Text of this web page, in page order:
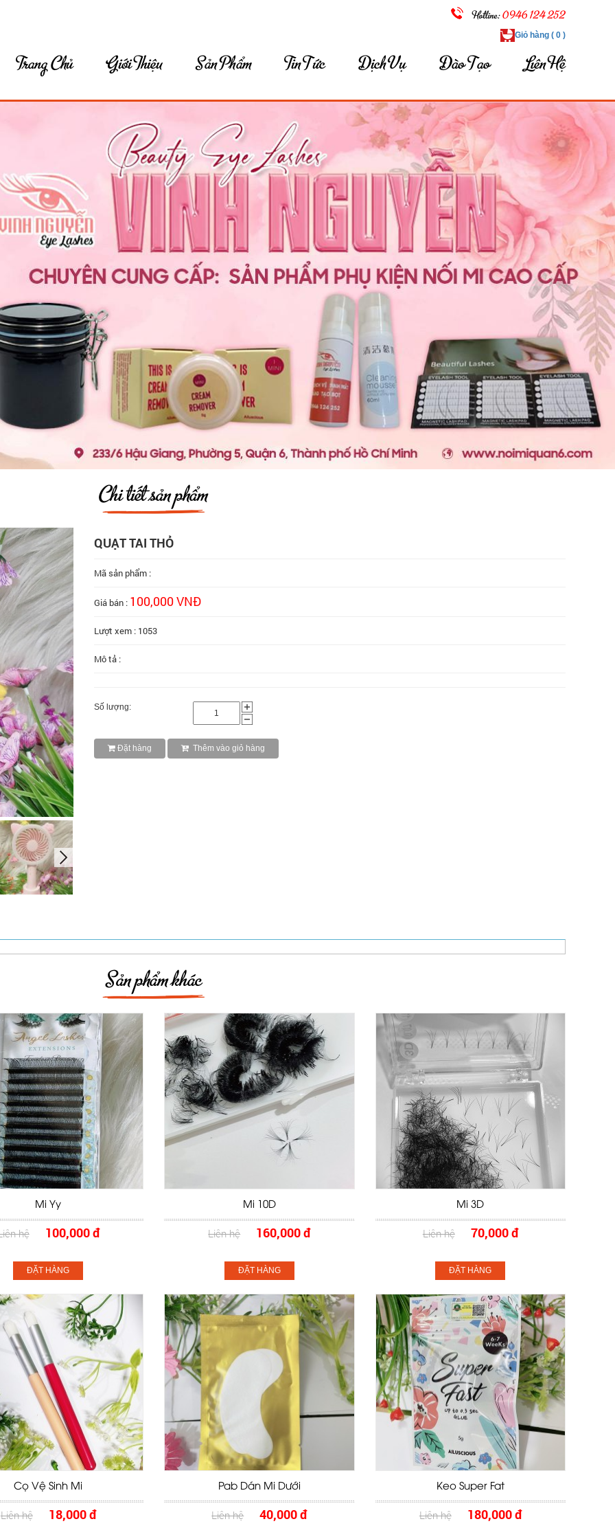
Trang Chủ Giới Thiệu Sản Phẩm Tin Tức Dịch Vụ Đào Tạo Liên Hệ
Hotline:0946 124 252
Giỏ hàng ( 0 )
Chi tiết sản phẩm
QUẠT TAI THỎ
Mã sản phẩm :
Giá bán : 100,000 VNĐ
Lượt xem : 1053
Mô tả :
Số lượng:
Đặt hàng Thêm vào giỏ hàng
Sản phẩm khác
Mi Yy
hệ 100,000 đ
ĐẶT HÀNG
Mi 10D
Liên hệ 160,000 đ
ĐẶT HÀNG
Mi 3D
Liên hệ 70,000 đ
ĐẶT HÀNG
Cọ Vệ Sinh Mi
Liên hệ 18,000 đ
Pab Dán Mi Dưới
Liên hệ 40,000 đ
Keo Super Fat
Liên hệ 180,000 đ